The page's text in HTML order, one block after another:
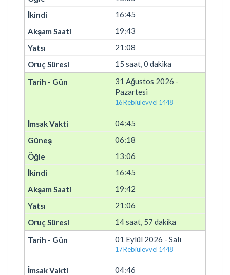
16:45
19:43
21:08
15 saat, 0 dakika
31 Ağustos 2026 -
Pazartesi
16 Rebiülevvel 1448
04:45
06:18
13:06
16:45
19:42
21:06
14 saat, 57 dakika
01 Eylül 2026 - Salı
17 Rebiülevvel 1448
04:46